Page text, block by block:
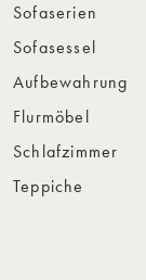
Sofaserien
Sofasessel
Aufbewahrung
Flurmöbel
Schlafzimmer
Teppiche